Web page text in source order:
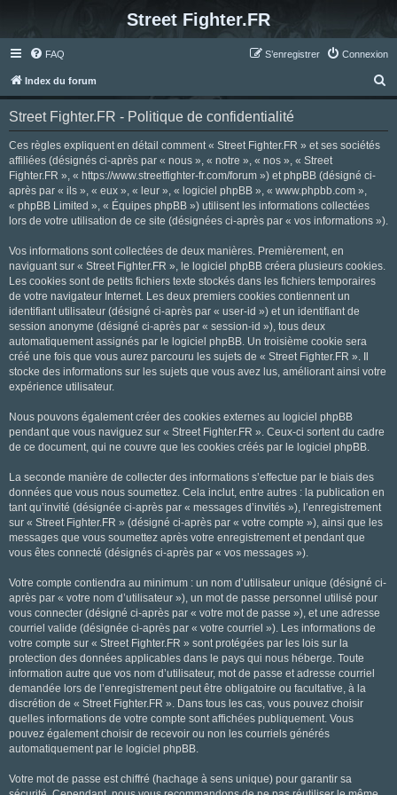
Street Fighter.FR
FAQ Connexion
S’enregistrer
Index du forum
e
Street Fighter.FR - Politique de confidentialité
Ces règles expliquent en détail comment « Street Fighter.FR » et ses sociétés
affiliées (désignés ci-après par « nous », « notre », « nos », « Street
Fighter.FR », « https://www.streetfighter-fr.com/forum ») et phpBB (désigné ci-
après par « ils », « eux », « leur », « logiciel phpBB », « www.phpbb.com »,
« phpBB Limited », « Équipes phpBB ») utilisent les informations collectées
lors de votre utilisation de ce site (désignées ci-après par « vos informations »).
Vos informations sont collectées de deux manières. Premièrement, en
naviguant sur « Street Fighter.FR », le logiciel phpBB créera plusieurs cookies.
Les cookies sont de petits fichiers texte stockés dans les fichiers temporaires
de votre navigateur Internet. Les deux premiers cookies contiennent un
identifiant utilisateur (désigné ci-après par « user-id ») et un identifiant de
session anonyme (désigné ci-après par « session-id »), tous deux
automatiquement assignés par le logiciel phpBB. Un troisième cookie sera
créé une fois que vous aurez parcouru les sujets de « Street Fighter.FR ». Il
stocke des informations sur les sujets que vous avez lus, améliorant ainsi votre
expérience utilisateur.
Nous pouvons également créer des cookies externes au logiciel phpBB
pendant que vous naviguez sur « Street Fighter.FR ». Ceux-ci sortent du cadre
de ce document, qui ne couvre que les cookies créés par le logiciel phpBB.
La seconde manière de collecter des informations s’effectue par le biais des
données que vous nous soumettez. Cela inclut, entre autres : la publication en
tant qu’invité (désignée ci-après par « messages d’invités »), l’enregistrement
sur « Street Fighter.FR » (désigné ci-après par « votre compte »), ainsi que les
messages que vous soumettez après votre enregistrement et pendant que
vous êtes connecté (désignés ci-après par « vos messages »).
Votre compte contiendra au minimum : un nom d’utilisateur unique (désigné ci-
après par « votre nom d’utilisateur »), un mot de passe personnel utilisé pour
vous connecter (désigné ci-après par « votre mot de passe »), et une adresse
courriel valide (désignée ci-après par « votre courriel »). Les informations de
votre compte sur « Street Fighter.FR » sont protégées par les lois sur la
protection des données applicables dans le pays qui nous héberge. Toute
information autre que vos nom d’utilisateur, mot de passe et adresse courriel
demandée lors de l’enregistrement peut être obligatoire ou facultative, à la
discrétion de « Street Fighter.FR ». Dans tous les cas, vous pouvez choisir
quelles informations de votre compte sont affichées publiquement. Vous
pouvez également choisir de recevoir ou non les courriels générés
automatiquement par le logiciel phpBB.
Votre mot de passe est chiffré (hachage à sens unique) pour garantir sa